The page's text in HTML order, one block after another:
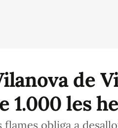
de
1.000 les
flames obliga a